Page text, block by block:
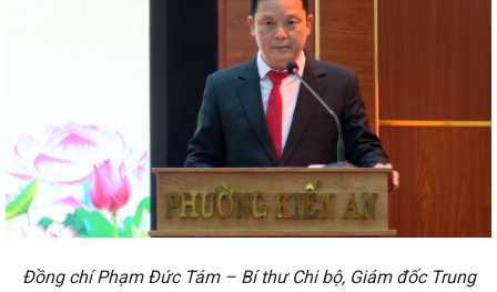
Đồng chí Phạm Đức Tám – Bí thư Chi bộ, Giám đốc Trung